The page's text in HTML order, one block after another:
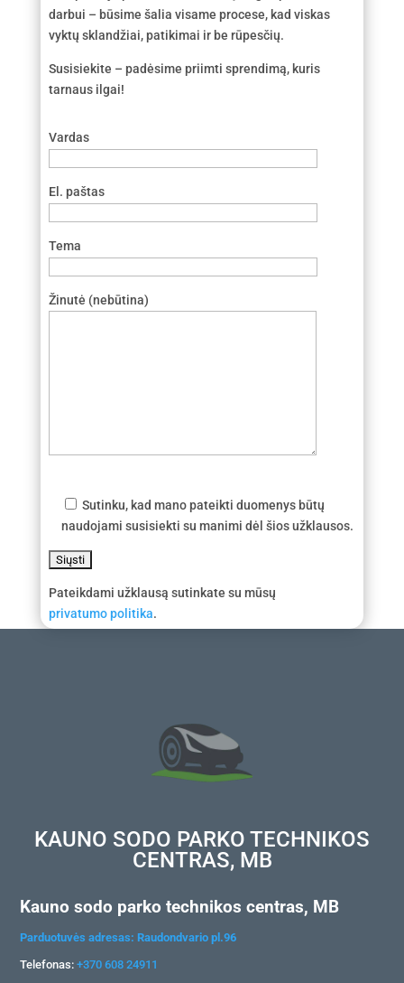
darbui – būsime šalia visame procese, kad viskas
vyktų sklandžiai, patikimai ir be rūpesčių.
Susisiekite – padėsime priimti sprendimą, kuris
tarnaus ilgai!
Vardas
El. paštas
Tema
Žinutė (nebūtina)
Sutinku, kad mano pateikti duomenys būtų
naudojami susisiekti su manimi dėl šios užklausos.
Pateikdami užklausą sutinkate su mūsų
privatumo politika.
KAUNO SODO PARKO TECHNIKOS
CENTRAS, MB
Kauno sodo parko technikos centras, MB
Parduotuvės adresas: Raudondvario pl.96
Telefonas:+370 608 24911